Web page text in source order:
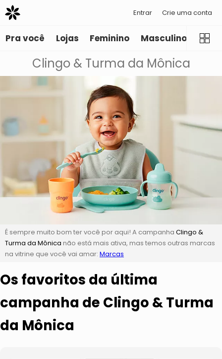
Entrar Crie uma conta
Pra você Lojas Feminino Masculino
Clingo & Turma da Mônica
É sempre muito bom ter você por aqui! A campanha Clingo &
Turma da Mônica não está mais ativa, mas temos outras marcas
na vitrine que você vai amar: Marcas
Os favoritos da última
campanha de Clingo & Turma
da Mônica